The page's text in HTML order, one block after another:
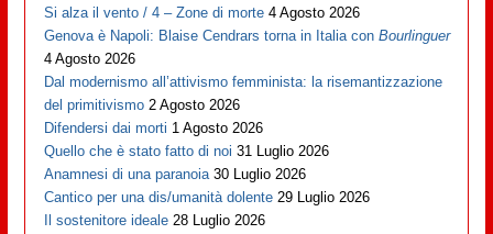
Si alza il vento / 4 – Zone di morte 4 Agosto 2026
Genova è Napoli: Blaise Cendrars torna in Italia conBourlinguer
4 Agosto 2026
Dal modernismo all’attivismo femminista: la risemantizzazione
del primitivismo 2 Agosto 2026
Difendersi dai morti 1 Agosto 2026
Quello che è stato fatto di noi 31 Luglio 2026
Anamnesi di una paranoia 30 Luglio 2026
Cantico per una dis/umanità dolente 29 Luglio 2026
Il sostenitore ideale 28 Luglio 2026